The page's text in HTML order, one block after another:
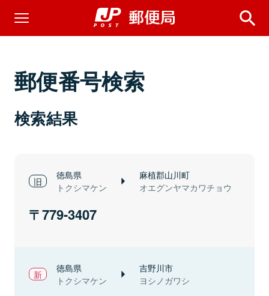
郵便番号検索
検索結果
徳島県
トクシマケン
麻植郡山川町
オエグンヤマカワチョウ
779-3407
徳島県
トクシマケン
吉野川市
ヨシノガワシ